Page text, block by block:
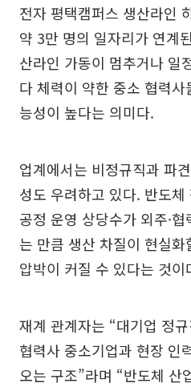
전자 평택캠퍼스 생산라인
약 3만 명의 일자리가 연계
산라인 가동이 멈추거나 일
다 체력이 약한 중소 협력
능성이 높다는 의미다.
업계에서는 비정규직과 파
성도 우려하고 있다. 반도
공정 운영 상당수가 외주·
는 만큼 생산 차질이 현실
압박이 커질 수 있다는 것이
재계 관계자는 “대기업 정
협력사 중소기업과 현장 인
오는 구조”라며 “반도체 산